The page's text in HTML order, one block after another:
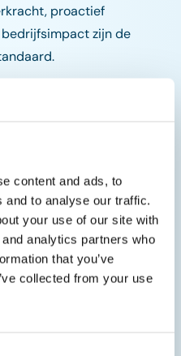
content and ads, to
and to analyse our traffic.
your use of our site with
analytics partners who
that you’ve
collected from your use
proactief
zijn de
die kloof te dichten
morgen.